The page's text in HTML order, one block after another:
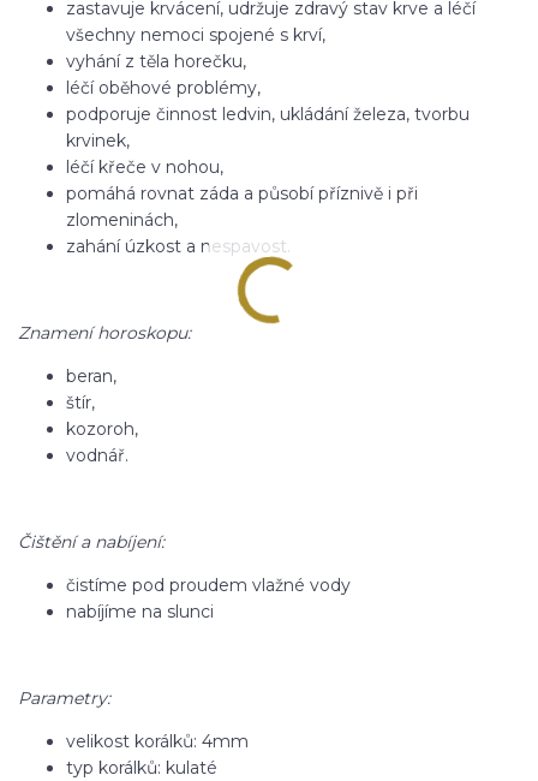
zastavuje krvácení, udržuje zdravý stav krve a léčí
všechny nemoci spojené s krví,
vyhání z těla horečku,
léčí oběhové problémy,
podporuje činnost ledvin, ukládání železa, tvorbu
krvinek,
léčí křeče v nohou,
pomáhá rovnat záda a působí příznivě i při
zlomeninách,
zahání úzkost a nespavost.
Znamení horoskopu:
beran,
štír,
kozoroh,
vodnář.
Čištění a nabíjení:
čistíme pod proudem vlažné vody
nabíjíme na slunci
Parametry:
velikost korálků: 4mm
typ korálků: kulaté